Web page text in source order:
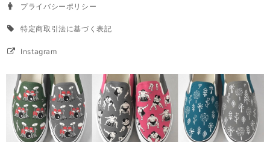
プライバシーポリシー
特定商取引法に基づく表記
Instagram